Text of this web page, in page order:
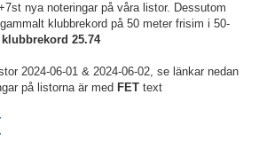
nya noteringar på våra listor. Dessutom
klubbrekord på 50 meter frisim i 50-
25.74
2024-06-01 & 2024-06-02, se länkar nedan
på listorna är med FET text